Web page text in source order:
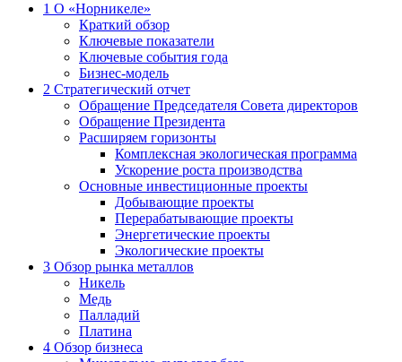
1 О «Норникеле»
Краткий обзор
Ключевые показатели
Ключевые события года
Бизнес-модель
2 Стратегический отчет
Обращение Председателя Совета директоров
Обращение Президента
Расширяем горизонты
Комплексная экологическая программа
Ускорение роста производства
Основные инвестиционные проекты
Добывающие проекты
Перерабатывающие проекты
Энергетические проекты
Экологические проекты
3 Обзор рынка металлов
Никель
Медь
Палладий
Платина
4 Обзор бизнеса